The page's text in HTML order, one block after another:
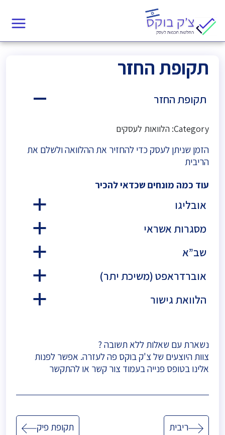
תקופת החזר
A תקופת החזר
Category: הלוואות לעסקים
הזמן שניתן לעסק כדי להחזיר את ההלוואה ולשלם את
הריבית
עוד כמה מונחים שכדאי להכיר
a
אובליגו
a
מסגרות אשראי
a
שב”א
a
אוברדראפט (משיכת יתר)
a
הלוואת גישור
נשארת עם שאלות ללא תשובה ?
צוות היוצעים של צ'ק בוקס פה לעזרה. אפשר לפנות
אלינו בטופס פנייה בעמוד צור קשר או להתקשר
ניווטריבית
תקופת פיק